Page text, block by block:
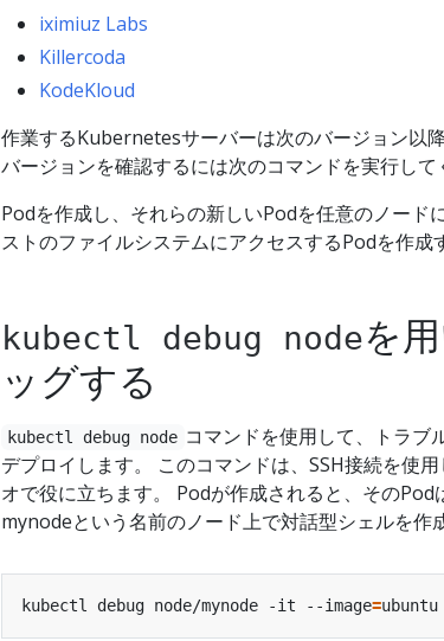
iximiuz Labs
Killercoda
KodeKloud
作業するKubernetesサーバーは次のバージョン以
バージョンを確認するには次のコマンドを実行して
Podを作成し、それらの新しいPodを任意のノード
ストのファイルシステムにアクセスするPodを作成
kubectl debug nodeを
ッグする
kubectl debug node コマンドを使用して、トラブ
デプロイします。 このコマンドは、SSH接続を使
オで役に立ちます。 Podが作成されると、その
mynodeという名前のノード上で対話型シェルを作
kubectl debug node/mynode -it --image=